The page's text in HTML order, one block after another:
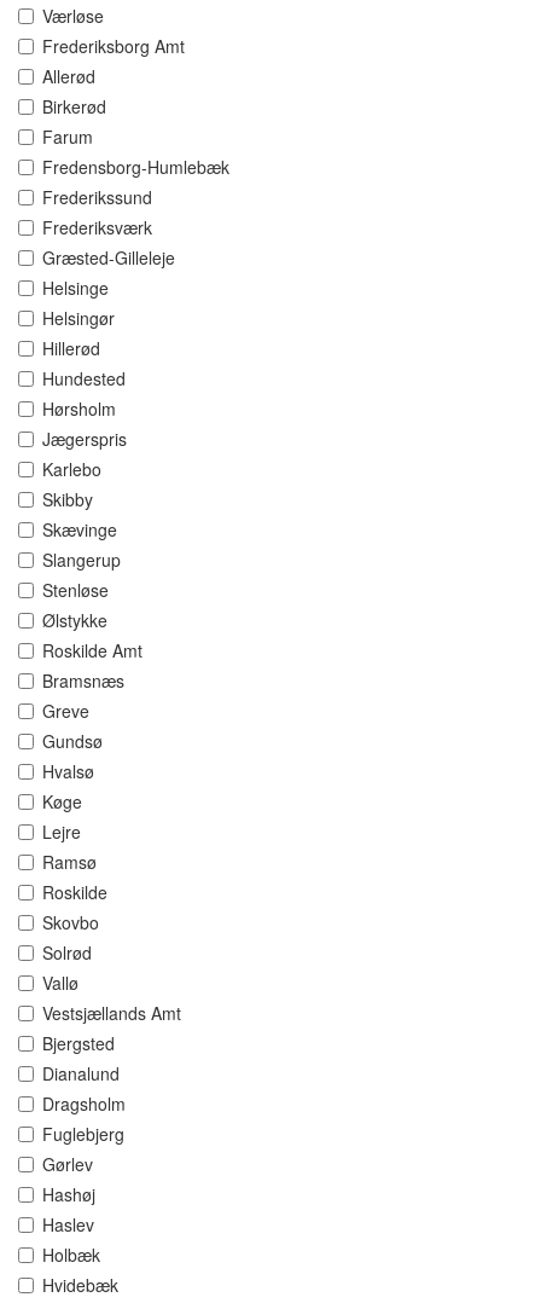
Værløse
Frederiksborg Amt
Allerød
Birkerød
Farum
Fredensborg-Humlebæk
Frederikssund
Frederiksværk
Græsted-Gilleleje
Helsinge
Helsingør
Hillerød
Hundested
Hørsholm
Jægerspris
Karlebo
Skibby
Skævinge
Slangerup
Stenløse
Ølstykke
Roskilde Amt
Bramsnæs
Greve
Gundsø
Hvalsø
Køge
Lejre
Ramsø
Roskilde
Skovbo
Solrød
Vallø
Vestsjællands Amt
Bjergsted
Dianalund
Dragsholm
Fuglebjerg
Gørlev
Hashøj
Haslev
Holbæk
Hvidebæk